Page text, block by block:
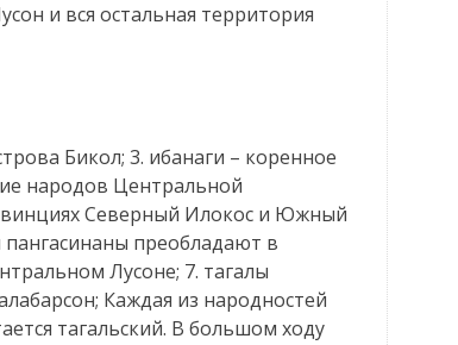
и вся остальная территория
Бикол; 3. ибанаги – коренное
народов Центральной
Северный Илокос и Южный
преобладают в
Лусоне; 7. тагалы
Каждая из народностей
тагальский. В большом ходу